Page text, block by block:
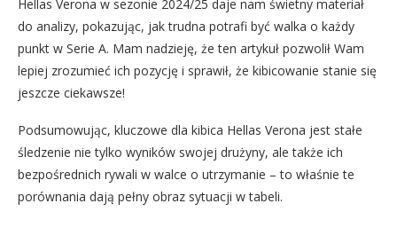
Hellas Verona w sezonie 2024/25 daje nam świetny materiał
do analizy, pokazując, jak trudna potrafi być walka o każdy
punkt w Serie A. Mam nadzieję, że ten artykuł pozwolił Wam
lepiej zrozumieć ich pozycję i sprawił, że kibicowanie stanie się
jeszcze ciekawsze!
Podsumowując, kluczowe dla kibica Hellas Verona jest stałe
śledzenie nie tylko wyników swojej drużyny, ale także ich
bezpośrednich rywali w walce o utrzymanie – to właśnie te
porównania dają pełny obraz sytuacji w tabeli.